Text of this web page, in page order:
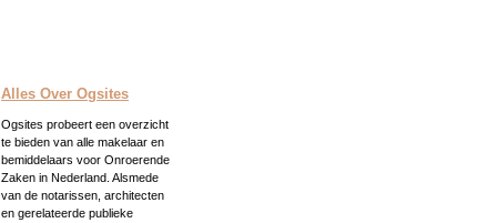
Alles Over Ogsites
Ogsites probeert een overzicht
te bieden van alle makelaar en
bemiddelaars voor Onroerende
Zaken in Nederland. Alsmede
van de notarissen, architecten
en gerelateerde publieke